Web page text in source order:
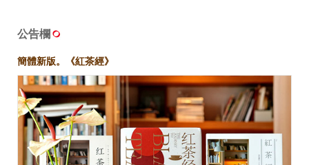
公告欄
簡體新版。《紅茶經》